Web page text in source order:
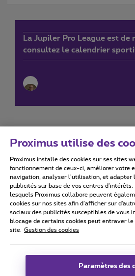
La Jupiler Pro League est de
consultez le calendrier
Conditions d'utilisation
Tous droits réservés. © 2026
Conditions générales, info
Coordonnées de l’entreprise
Proximus utilise des
Proximus installe des cookies sur ses sites
fonctionnement de ceux-ci, améliorer votre
navigation, analyser l’utilisation, et adapter
publicités sur base de vos centres
lesquels Proximus collabore peuvent
cookies sur nos sites afin d’afficher sur
sociaux des publicités susceptibles de vous
blocage de certains cookies peut entraver
site.
Gestion des cookies
Paramètres des